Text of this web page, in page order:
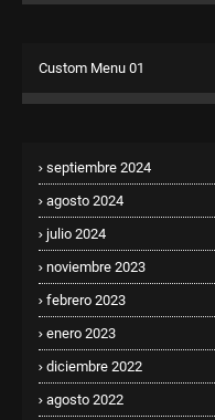
Custom Menu 01
septiembre 2024
agosto 2024
julio 2024
noviembre 2023
febrero 2023
enero 2023
diciembre 2022
agosto 2022